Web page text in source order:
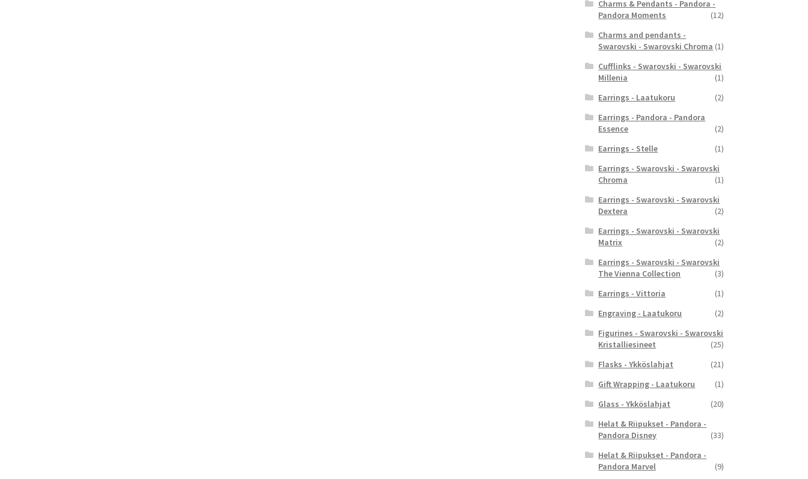
Charms & Pendants - Pandora -
Pandora Moments
(12)
Charms and pendants -
Swarovski - Swarovski Chroma (1)
Cufflinks - Swarovski - Swarovski
Millenia
(1)
Earrings - Laatukoru
(2)
Earrings - Pandora - Pandora
Essence
(2)
Earrings - Stelle
(1)
Earrings - Swarovski - Swarovski
Chroma
(1)
Earrings - Swarovski - Swarovski
Dextera
(2)
Earrings - Swarovski - Swarovski
Matrix
(2)
Earrings - Swarovski - Swarovski
The Vienna Collection
(3)
Earrings - Vittoria
(1)
Engraving - Laatukoru
(2)
Figurines - Swarovski - Swarovski
Kristalliesineet
(25)
Flasks - Ykköslahjat
(21)
Gift Wrapping - Laatukoru
(1)
Glass - Ykköslahjat
(20)
Helat & Riipukset - Pandora -
Pandora Disney
(33)
Helat & Riipukset - Pandora -
Pandora Marvel
(9)